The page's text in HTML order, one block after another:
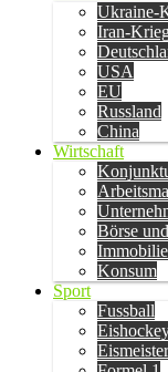
Ukraine-
Iran-
USA
EU
Russland
China
Wirtschaft
Börse
Konsum
Sport
Fussball